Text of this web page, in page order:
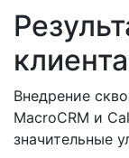
клиента
Внедрение
MacroCRM и
значительные